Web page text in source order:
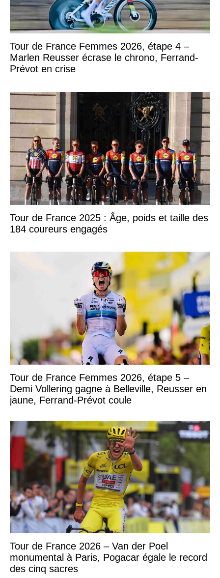
Tour de France Femmes 2026, étape 4 –
Marlen Reusser écrase le chrono, Ferrand-
Prévot en crise
Tour de France 2025 : Âge, poids et taille des
184 coureurs engagés
Tour de France Femmes 2026, étape 5 –
Demi Vollering gagne à Belleville, Reusser en
jaune, Ferrand-Prévot coule
Tour de France 2026 – Van der Poel
monumental à Paris, Pogacar égale le record
des cinq sacres